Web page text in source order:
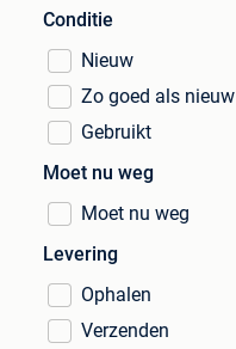
Conditie
Nieuw
Zo goed als nieuw
Gebruikt
Moet nu weg
Moet nu weg
Levering
Ophalen
Verzenden